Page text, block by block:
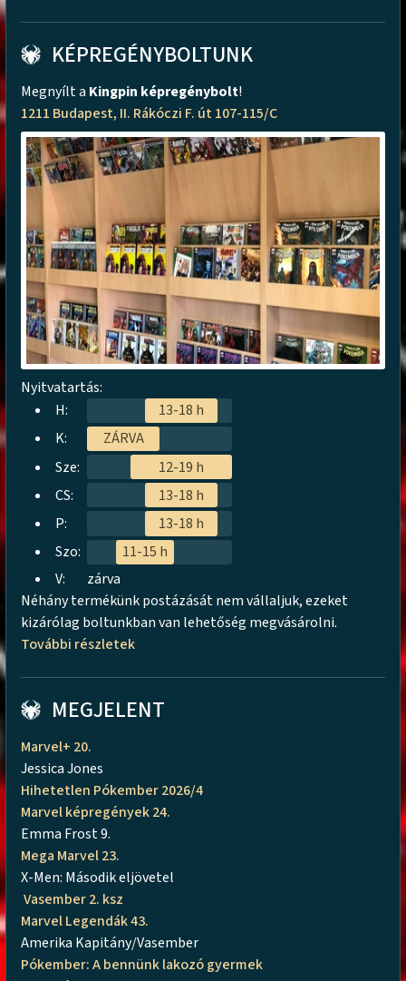
KÉPREGÉNYBOLTUNK
Megnyílt a Kingpin képregénybolt!
1211 Budapest, II. Rákóczi F. út 107-115/C
Nyitvatartás:
H:
13-18 h
K:
ZÁRVA
Sze:
12-19 h
CS:
13-18 h
P:
13-18 h
Szo:
11-15 h
V:
zárva
Néhány termékünk postázását nem vállaljuk, ezeket
kizárólag boltunkban van lehetőség megvásárolni.
További részletek
MEGJELENT
Marvel+ 20.
Jessica Jones
Hihetetlen Pókember 2026/4
Marvel képregények 24.
Emma Frost 9.
Mega Marvel 23.
X-Men: Második eljövetel
Vasember 2. ksz
Marvel Legendák 43.
Amerika Kapitány/Vasember
Pókember: A bennünk lakozó gyermek